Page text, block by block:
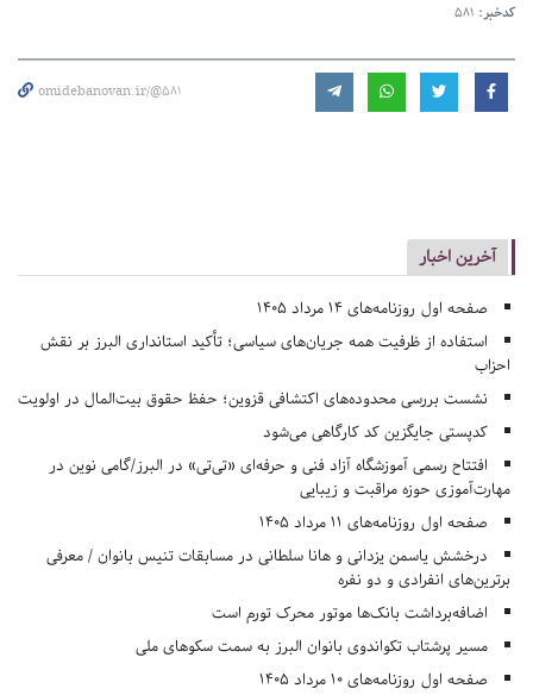
کدخبر: 581
omidebanovan.ir/@581
آخرین اخبار
صفحه اول روزنامه‌های 14 مرداد 1405
استفاده از ظرفیت همه جریان‌های سیاسی؛ تأکید استانداری البرز بر نقش
احزاب
نشست بررسی محدوده‌های اکتشافی قزوین؛ حفظ حقوق بیت‌المال در اولویت
کدپستی جایگزین کد کارگاهی می‌شود
افتتاح رسمی آموزشگاه آزاد فنی و حرفه‌ای «تی‌تی» در البرز/گامی نوین در
مهارت‌آموزی حوزه مراقبت و زیبایی
صفحه اول روزنامه‌های 11 مرداد 1405
درخشش یاسمن یزدانی و هانا سلطانی در مسابقات تنیس بانوان / معرفی
برترین‌های انفرادی و دو نفره
اضافه‌برداشت بانک‌ها موتور محرک تورم است
مسیر پرشتاب تکواندوی بانوان البرز به سمت سکوهای ملی
صفحه اول روزنامه‌های 10 مرداد 1405